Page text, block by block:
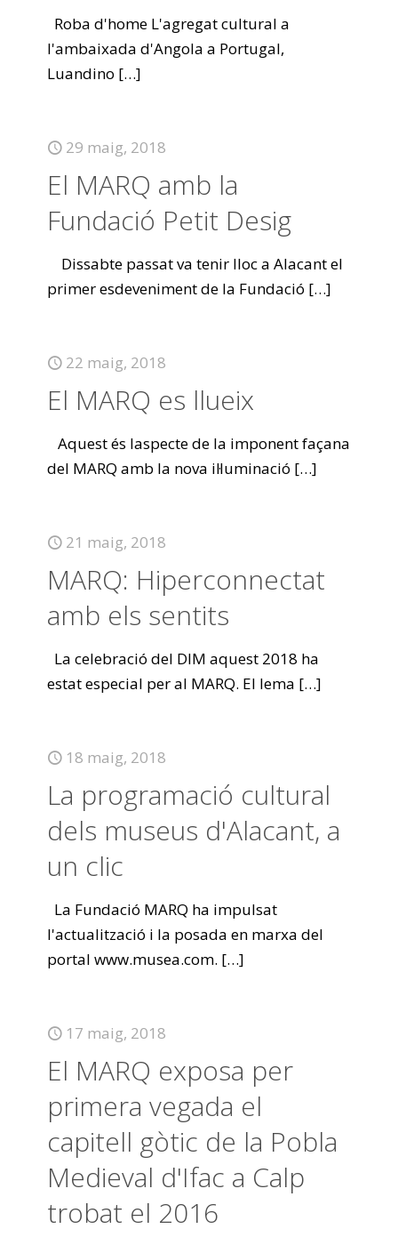
Roba d'home L'agregat cultural a
l'ambaixada d'Angola a Portugal,
Luandino […]
29 maig, 2018
El MARQ amb la
Fundació Petit Desig
Dissabte passat va tenir lloc a Alacant el
primer esdeveniment de la Fundació […]
22 maig, 2018
El MARQ es llueix
Aquest és laspecte de la imponent façana
del MARQ amb la nova il·luminació […]
21 maig, 2018
MARQ: Hiperconnectat
amb els sentits
La celebració del DIM aquest 2018 ha
estat especial per al MARQ. El lema […]
18 maig, 2018
La programació cultural
dels museus d'Alacant, a
un clic
La Fundació MARQ ha impulsat
l'actualització i la posada en marxa del
portal www.musea.com. […]
17 maig, 2018
El MARQ exposa per
primera vegada el
capitell gòtic de la Pobla
Medieval d'Ifac a Calp
trobat el 2016